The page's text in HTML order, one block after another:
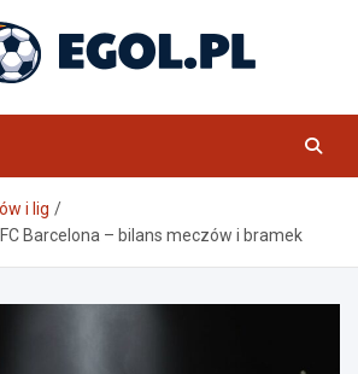
i lig
Barcelona – bilans meczów i bramek